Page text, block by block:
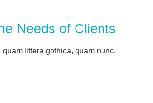
Needs of Clients
littera gothica, quam nunc.